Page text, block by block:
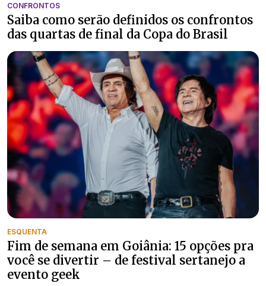
CONFRONTOS
Saiba como serão definidos os confrontos
das quartas de final da Copa do Brasil
ESQUENTA
Fim de semana em Goiânia: 15 opções pra
você se divertir – de festival sertanejo a
evento geek